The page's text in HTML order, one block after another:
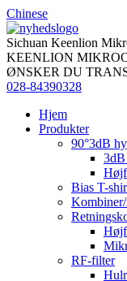
Chinese
Sichuan Keenlion
KEENLION
ØNSKER DU
028-84390328
Hjem
Produkter
90°3dB
Bias T-
RF-filter